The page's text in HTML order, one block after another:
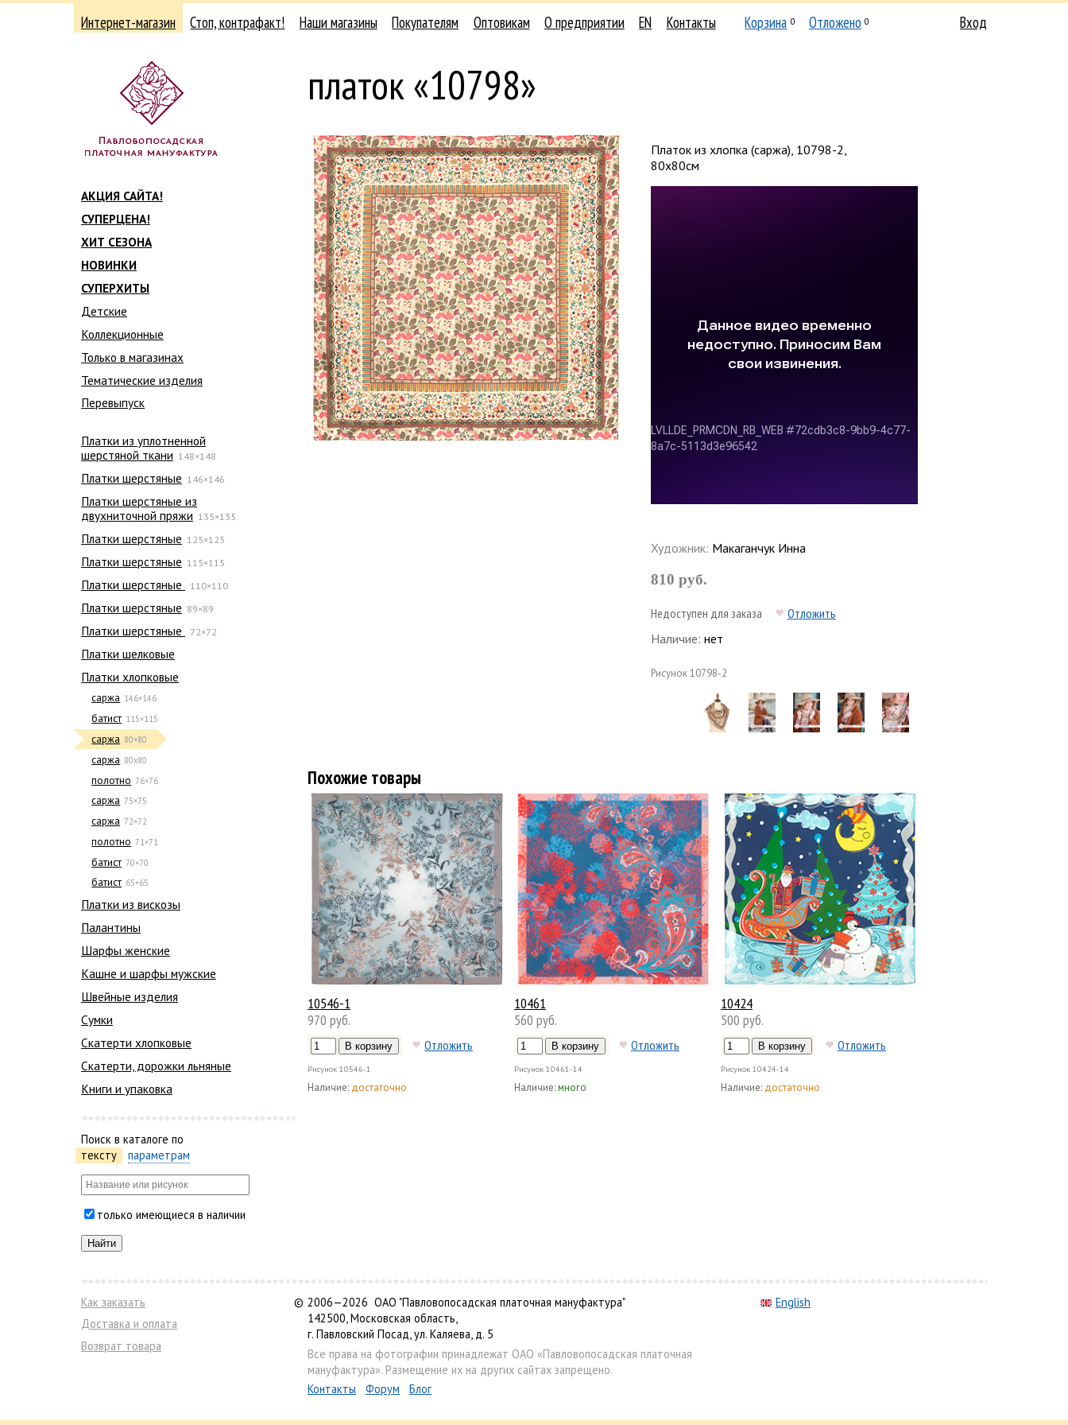
Интернет-магазин Стоп, контрафакт! Наши магазины Покупателям Оптовикам О предприятии EN Контакты Корзина 0 Отложено 0 Вход
АКЦИЯ САЙТА!
СУПЕРЦЕНА!
ХИТ СЕЗОНА
НОВИНКИ
СУПЕРХИТЫ
Детские
Коллекционные
Только в магазинах
Тематические изделия
Перевыпуск
Платки из уплотненной
шерстяной ткани 148×148
Платки шерстяные 146×146
Платки шерстяные из
двухниточной пряжи 135×135
Платки шерстяные 125×125
Платки шерстяные 115×115
Платки шерстяные 110×110
Платки шерстяные 89×89
Платки шерстяные 72×72
Платки шелковые
Платки хлопковые
саржа 146×146
батист 115×115
саржа 80×80
саржа 80х80
полотно 76×76
саржа 75×75
саржа 72×72
полотно 71×71
батист 70×70
батист 65×65
Платки из вискозы
Палантины
Шарфы женские
Кашне и шарфы мужские
Швейные изделия
Сумки
Скатерти хлопковые
Скатерти, дорожки льняные
Книги и упаковка
Поиск в каталоге по
тексту
параметрам
только имеющиеся в наличии
платок «10798»
Платок из хлопка (саржа), 10798-2,
80х80см
Художник: Макаганчук Инна
810 руб.
Недоступен для заказа
Отложить
Наличие: нет
Рисунок10798-2
Похожие товары
10546-1
970 руб.
Отложить
Рисунок 10546-1
Наличие: достаточно
10461
560 руб.
Отложить
Рисунок 10461-14
Наличие:много
10424
500 руб.
Отложить
Рисунок 10424-14
Наличие: достаточно
Как заказать
Доставка и оплата
Возврат товара
© 2006—2026 ОАО "Павловопосадская платочная мануфактура"
142500, Московская область,
г. Павловский Посад, ул. Каляева, д. 5
Все права на фотографии принадлежат ОАО «Павловопосадская платочная
мануфактура». Размещение их на других сайтах запрещено.
Контакты
Форум Блог
English